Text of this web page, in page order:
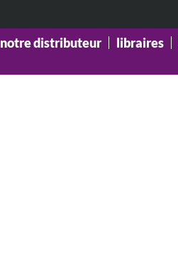
notre distributeur libraires